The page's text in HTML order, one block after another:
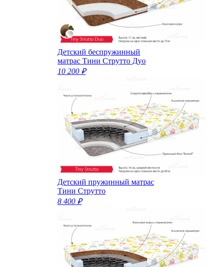
Детский беспружинный
матрас Тини Струтто Дуо
10 200 ₽
Детский пружинный матрас
Тини Струтто
8 400 ₽